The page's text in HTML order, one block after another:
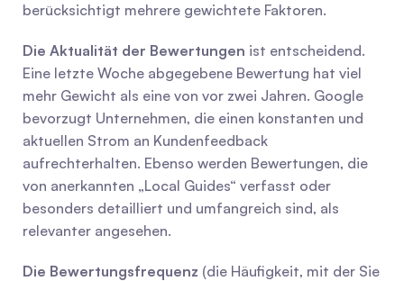
berücksichtigt mehrere gewichtete Faktoren.
Die Aktualität der Bewertungen ist entscheidend.
Eine letzte Woche abgegebene Bewertung hat viel
mehr Gewicht als eine von vor zwei Jahren. Google
bevorzugt Unternehmen, die einen konstanten und
aktuellen Strom an Kundenfeedback
aufrechterhalten. Ebenso werden Bewertungen, die
von anerkannten „Local Guides“ verfasst oder
besonders detailliert und umfangreich sind, als
relevanter angesehen.
Die Bewertungsfrequenz (die Häufigkeit, mit der Sie